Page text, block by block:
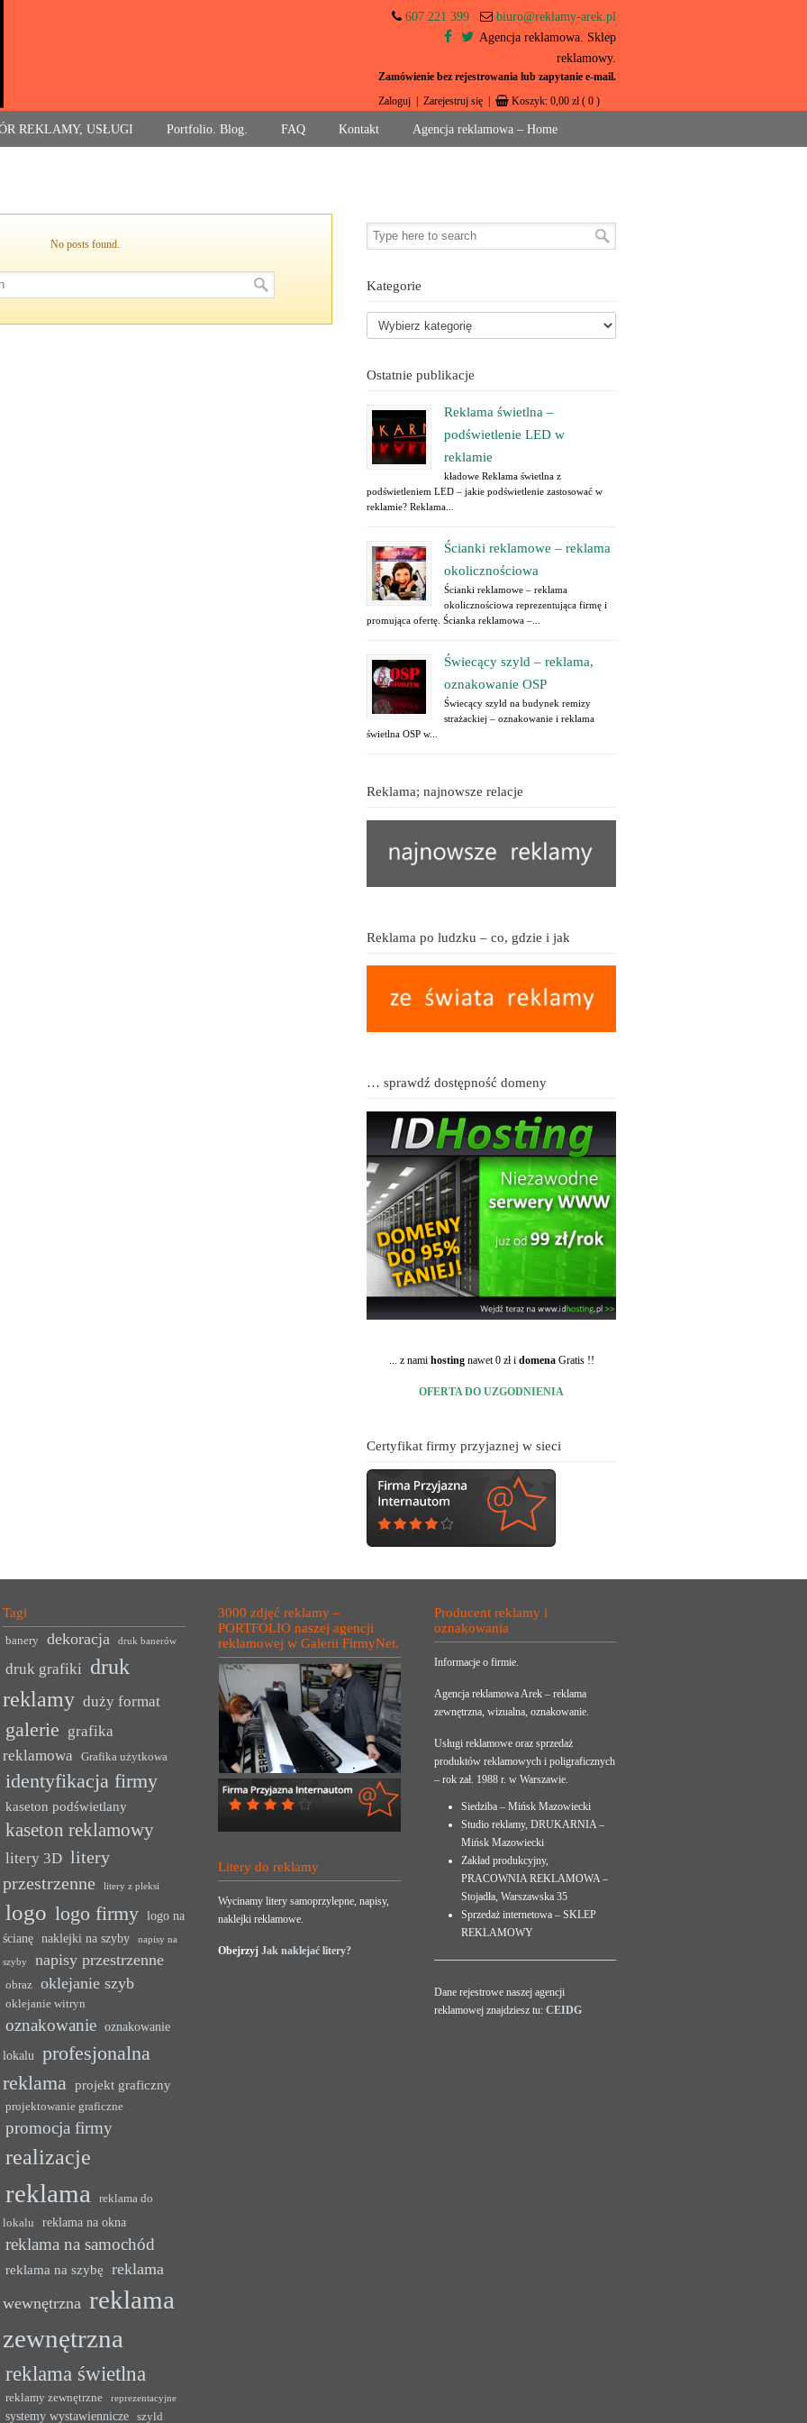
607 221 399
biuro@reklamy-arek.pl
Agencja reklamowa. Sklep
reklamowy.
Zamówienie bez rejestrowania lub zapytanie e-mail.
Zaloguj Zarejestruj się Koszyk: 0,00 zł ( 0 )
REKLAMY, USŁUGI Portfolio. Blog. FAQ Kontakt Agencja reklamowa – Home
No posts found.
Kategorie
Ostatnie publikacje
Reklama świetlna –
podświetlenie LED w
reklamie
kładowe Reklama świetlna z
podświetleniem LED – jakie podświetlenie zastosować w
reklamie? Reklama...
Ścianki reklamowe – reklama
okolicznościowa
Ścianki reklamowe – reklama
okolicznościowa reprezentująca firmę i
promująca ofertę. Ścianka reklamowa –...
Świecący szyld – reklama,
oznakowanie OSP
Świecący szyld na budynek remizy
strażackiej – oznakowanie i reklama
świetlna OSP w...
Reklama; najnowsze relacje
Reklama po ludzku – co, gdzie i jak
… sprawdź dostępność domeny
... z nami hostingnawet 0 zł i domenaGratis !!
OFERTA DO UZGODNIENIA
Certyfikat firmy przyjaznej w sieci
Tagi
banery dekoracja druk banerów
druk grafiki druk
reklamy duży format
galerie grafika
reklamowa
Grafika użytkowa
identyfikacja firmy
kaseton podświetlany
kaseton reklamowy
litery 3D litery
przestrzenne
litery z pleksi
logo logo firmy
logo na
ścianę
naklejki na szyby napisy na
szyby napisy przestrzenne
obraz oklejanie szyb
oklejanie witryn
oznakowanie oznakowanie
lokalu
profesjonalna
reklama projekt graficzny
projektowanie graficzne
promocja firmy
realizacje
reklama
reklama do
lokalu
reklama na okna
reklama na samochód
reklama na szybę reklama
wewnętrzna reklama
zewnętrzna
reklama świetlna
reklamy zewnętrzne reprezentacyjne
systemy wystawiennicze szyld
3000 zdjęć reklamy –
PORTFOLIO naszej agencji
reklamowej w Galerii FirmyNet.
Litery do reklamy
Wycinamy litery samoprzylepne, napisy,
naklejki reklamowe.
ObejrzyjJak naklejać litery?
Producent reklamy i
oznakowania
Informacje o firmie.
Agencja reklamowa Arek – reklama
zewnętrzna, wizualna, oznakowanie.
Usługi reklamowe oraz sprzedaż
produktów reklamowych i poligraficznych
– rok zał. 1988 r. w Warszawie.
Siedziba – Mińsk Mazowiecki
Studio reklamy, DRUKARNIA –
Mińsk Mazowiecki
Zakład produkcyjny,
PRACOWNIA REKLAMOWA –
Stojadła, Warszawska 35
Sprzedaż internetowa – SKLEP
REKLAMOWY
Dane rejestrowe naszej agencji
reklamowej znajdziesz tu: CEIDG